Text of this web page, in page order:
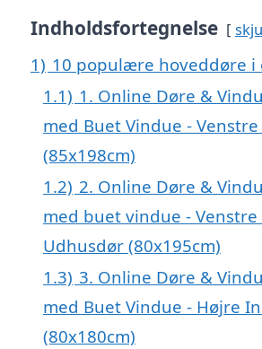
Indholdsfortegnelse
1) 10 populære hoveddøre i
1.1) 1. Online Døre &
med Buet Vindue -
(85x198cm)
1.2) 2. Online Døre &
med buet vindue - Venstre
Udhusdør (80x195cm)
1.3) 3. Online Døre &
med Buet Vindue - Højre
(80x180cm)